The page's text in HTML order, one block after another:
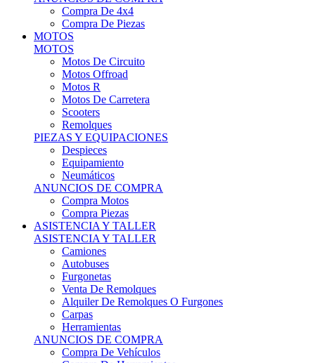
Compra De Piezas
MOTOS
MOTOS
Motos De Circuito
Motos Offroad
Motos R
Motos De Carretera
Scooters
Remolques
PIEZAS Y EQUIPACIONES
Despieces
Equipamiento
Neumáticos
ANUNCIOS DE COMPRA
Compra Motos
Compra Piezas
ASISTENCIA Y TALLER
ASISTENCIA Y TALLER
Camiones
Autobuses
Furgonetas
Venta De Remolques
Alquiler De Remolques O Furgones
Carpas
Herramientas
ANUNCIOS DE COMPRA
Compra De Vehículos
Compra De Herramientas